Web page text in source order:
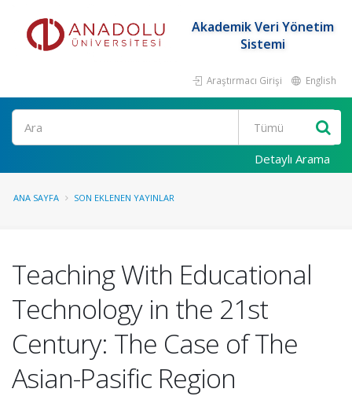
Akademik Veri Yönetim
Sistemi
Araştırmacı Girişi English
Ara
Detaylı Arama
ANA SAYFA SON EKLENEN YAYINLAR
Teaching With Educational
Technology in the 21st
Century: The Case of The
Asian-Pasific Region